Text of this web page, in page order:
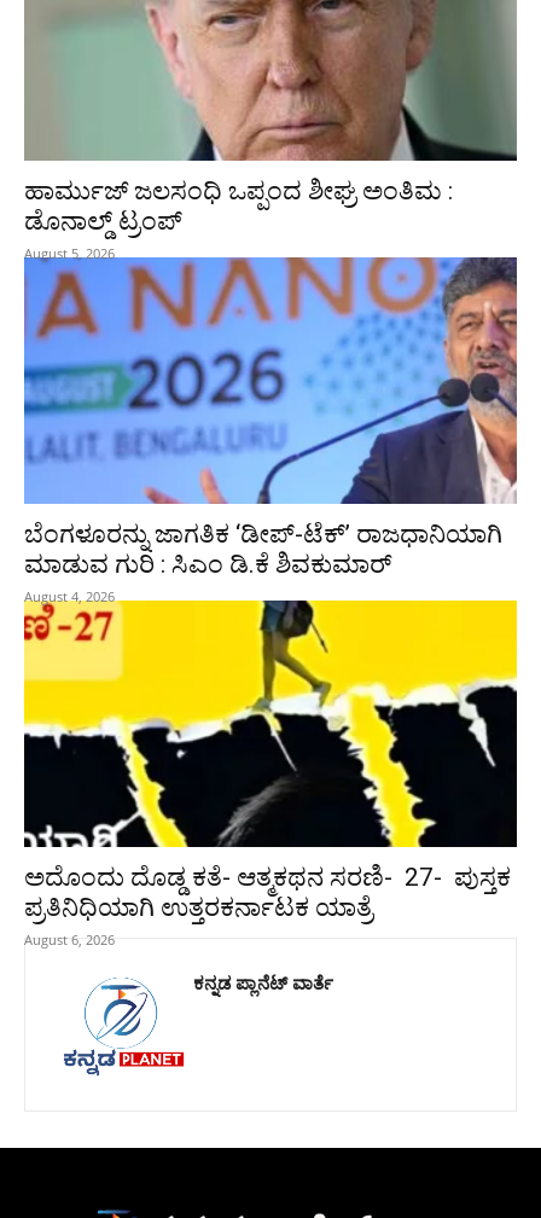
ಹಾರ್ಮುಜ್‌ ಜಲಸಂಧಿ ಒಪ್ಪಂದ ಶೀಘ್ರ ಅಂತಿಮ :
ಡೊನಾಲ್ಡ್‌ ಟ್ರಂಪ್‌
August 5, 2026
ಬೆಂಗಳೂರನ್ನು ಜಾಗತಿಕ ‘ಡೀಪ್-ಟೆಕ್’ ರಾಜಧಾನಿಯಾಗಿ
ಮಾಡುವ ಗುರಿ : ಸಿಎಂ ಡಿ.ಕೆ ಶಿವಕುಮಾರ್
August 4, 2026
ಅದೊಂದು ದೊಡ್ಡ ಕತೆ- ಆತ್ಮಕಥನ ಸರಣಿ- 27- ಪುಸ್ತಕ
ಪ್ರತಿನಿಧಿಯಾಗಿ ಉತ್ತರಕರ್ನಾಟಕ ಯಾತ್ರೆ
August 6, 2026
ಕನ್ನಡ ಪ್ಲಾನೆಟ್ ವಾರ್ತೆ